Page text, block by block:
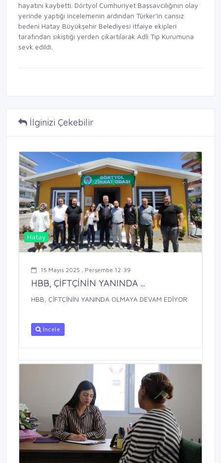
hayatını kaybetti. Dörtyol Cumhuriyet Başsavcılığının olay
yerinde yaptığı incelemenin ardından Türker'in cansız
bedeni Hatay Büyükşehir Belediyesi itfaiye ekipleri
tarafından sıkıştığı yerden çıkartılarak Adli Tıp Kurumuna
sevk edildi.
İlginizi Çekebilir
Hatay
15 Mayıs 2025 , Perşembe 12:39
HBB, ÇİFTÇİNİN YANINDA ...
HBB, ÇİFTÇİNİN YANINDA OLMAYA DEVAM EDİYOR
İncele